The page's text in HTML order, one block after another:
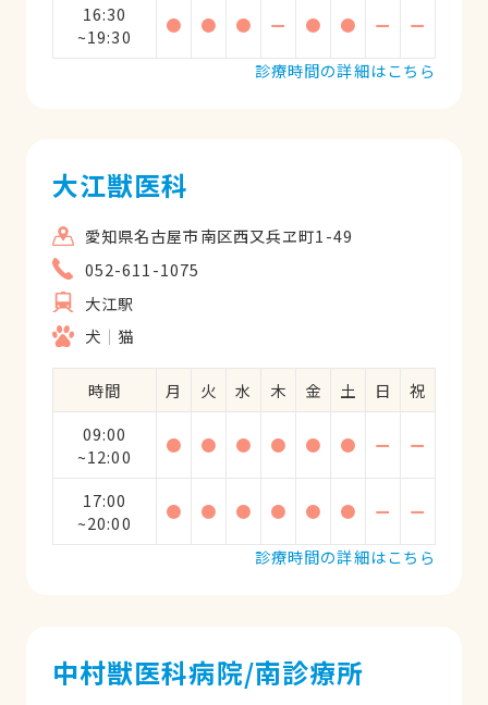
16:30
~19:30
● ● ● ー ● ● ー
ー
診療時間の詳細はこちら
大江獣医科
愛知県名古屋市南区西又兵ヱ町1-49
052-611-1075
大江駅
犬
猫
時間 月 火 水 木 金 土 日
祝
09:00
~12:00
● ● ● ● ● ● ー ー
17:00
~20:00
● ● ● ● ● ● ー
ー
診療時間の詳細はこちら
中村獣医科病院/南診療所